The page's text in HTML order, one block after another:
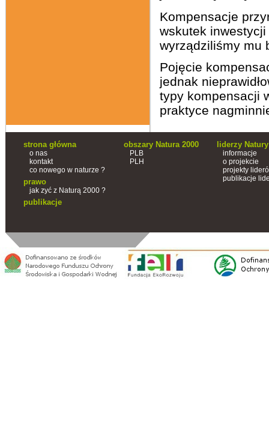
Kompensacje
wskutek inwestycji
wyrządziliśmy mu
Pojęcie
jednak
typy kompensacji
praktyce
strona główna
o nas
kontakt
co nowego w naturze ?
prawo
jak zyć z Naturą 2000 ?
publikacje
obszary Natura 2000
PLB
PLH
liderzy Natury
informacje
o projekcie
projekty
publikacje